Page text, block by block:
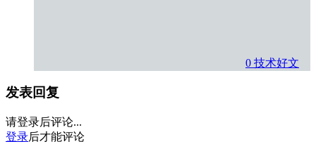
0 技术好文
发表回复
请登录后评论...
登录后才能评论